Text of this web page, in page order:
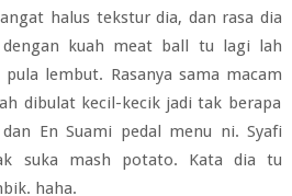
halus tekstur dia, dan rasa dia
kuah meat ball tu lagi lah
lembut. Rasanya sama macam
dibulat kecil-kecik jadi tak berapa
En Suami pedal menu ni. Syafi
suka mash potato. Kata dia tu
haha.